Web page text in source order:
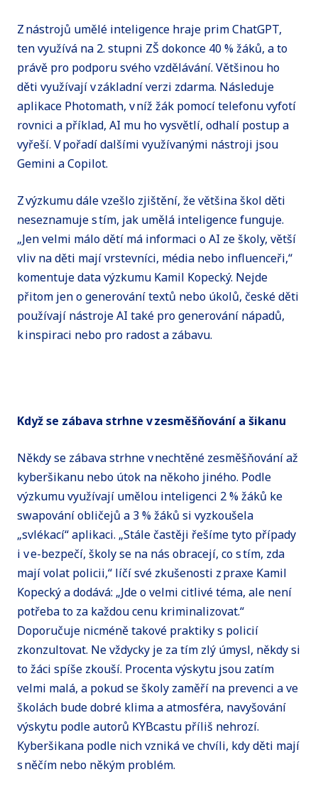
Z nástrojů umělé inteligence hraje prim ChatGPT,
ten využívá na 2. stupni ZŠ dokonce 40 % žáků, a to
právě pro podporu svého vzdělávání. Většinou ho
děti využívají v základní verzi zdarma. Následuje
aplikace Photomath, v níž žák pomocí telefonu vyfotí
rovnici a příklad, AI mu ho vysvětlí, odhalí postup a
vyřeší. V pořadí dalšími využívanými nástroji jsou
Gemini a Copilot.
Z výzkumu dále vzešlo zjištění, že většina škol děti
neseznamuje s tím, jak umělá inteligence funguje.
„Jen velmi málo dětí má informaci o AI ze školy, větší
vliv na děti mají vrstevníci, média nebo influenceři,“
komentuje data výzkumu Kamil Kopecký. Nejde
přitom jen o generování textů nebo úkolů, české děti
používají nástroje AI také pro generování nápadů,
k inspiraci nebo pro radost a zábavu.
Když se zábava strhne v zesměšňování a šikanu
Někdy se zábava strhne v nechtěné zesměšňování až
kyberšikanu nebo útok na někoho jiného. Podle
výzkumu využívají umělou inteligenci 2 % žáků ke
swapování obličejů a 3 % žáků si vyzkoušela
„svlékací“ aplikaci. „Stále častěji řešíme tyto případy
i v e-bezpečí, školy se na nás obracejí, co s tím, zda
mají volat policii,“ líčí své zkušenosti z praxe Kamil
Kopecký a dodává: „Jde o velmi citlivé téma, ale není
potřeba to za každou cenu kriminalizovat.“
Doporučuje nicméně takové praktiky s policií
zkonzultovat. Ne vždycky je za tím zlý úmysl, někdy si
to žáci spíše zkouší. Procenta výskytu jsou zatím
velmi malá, a pokud se školy zaměří na prevenci a ve
školách bude dobré klima a atmosféra, navyšování
výskytu podle autorů KYBcastu příliš nehrozí.
Kyberšikana podle nich vzniká ve chvíli, kdy děti mají
s něčím nebo někým problém.